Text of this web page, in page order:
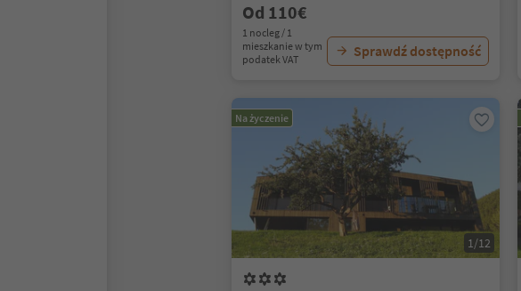
Od 110€
1 nocleg / 1
mieszkanie w tym
podatek VAT
Sprawdź dostępność
Na życzenie
1/12